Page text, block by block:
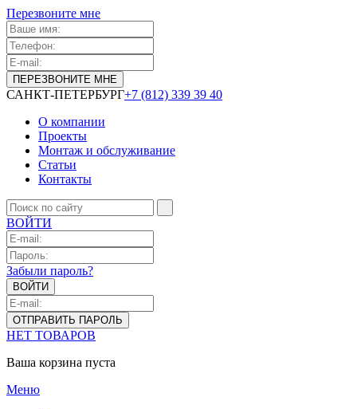
Перезвоните мне
САНКТ-ПЕТЕРБУРГ+7 (812) 339 39 40
О компании
Проекты
Монтаж и обслуживание
Статьи
Контакты
ВОЙТИ
Забыли пароль?
НЕТ ТОВАРОВ
Ваша корзина пуста
Меню